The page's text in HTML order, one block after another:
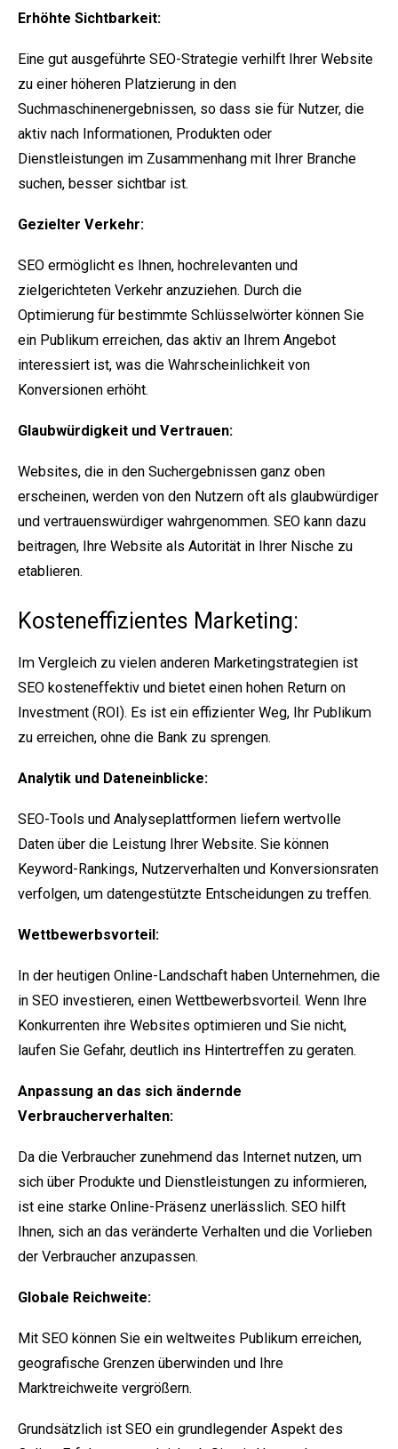
Erhöhte Sichtbarkeit:
Eine gut ausgeführte SEO-Strategie verhilft Ihrer Website
zu einer höheren Platzierung in den
Suchmaschinenergebnissen, so dass sie für Nutzer, die
aktiv nach Informationen, Produkten oder
Dienstleistungen im Zusammenhang mit Ihrer Branche
suchen, besser sichtbar ist.
Gezielter Verkehr:
SEO ermöglicht es Ihnen, hochrelevanten und
zielgerichteten Verkehr anzuziehen. Durch die
Optimierung für bestimmte Schlüsselwörter können Sie
ein Publikum erreichen, das aktiv an Ihrem Angebot
interessiert ist, was die Wahrscheinlichkeit von
Konversionen erhöht.
Glaubwürdigkeit und Vertrauen:
Websites, die in den Suchergebnissen ganz oben
erscheinen, werden von den Nutzern oft als glaubwürdiger
und vertrauenswürdiger wahrgenommen. SEO kann dazu
beitragen, Ihre Website als Autorität in Ihrer Nische zu
etablieren.
Kosteneffizientes Marketing:
Im Vergleich zu vielen anderen Marketingstrategien ist
SEO kosteneffektiv und bietet einen hohen Return on
Investment (ROI). Es ist ein effizienter Weg, Ihr Publikum
zu erreichen, ohne die Bank zu sprengen.
Analytik und Dateneinblicke:
SEO-Tools und Analyseplattformen liefern wertvolle
Daten über die Leistung Ihrer Website. Sie können
Keyword-Rankings, Nutzerverhalten und Konversionsraten
verfolgen, um datengestützte Entscheidungen zu treffen.
Wettbewerbsvorteil:
In der heutigen Online-Landschaft haben Unternehmen, die
in SEO investieren, einen Wettbewerbsvorteil. Wenn Ihre
Konkurrenten ihre Websites optimieren und Sie nicht,
laufen Sie Gefahr, deutlich ins Hintertreffen zu geraten.
Anpassung an das sich ändernde
Verbraucherverhalten:
Da die Verbraucher zunehmend das Internet nutzen, um
sich über Produkte und Dienstleistungen zu informieren,
ist eine starke Online-Präsenz unerlässlich. SEO hilft
Ihnen, sich an das veränderte Verhalten und die Vorlieben
der Verbraucher anzupassen.
Globale Reichweite:
Mit SEO können Sie ein weltweites Publikum erreichen,
geografische Grenzen überwinden und Ihre
Marktreichweite vergrößern.
Grundsätzlich ist SEO ein grundlegender Aspekt des